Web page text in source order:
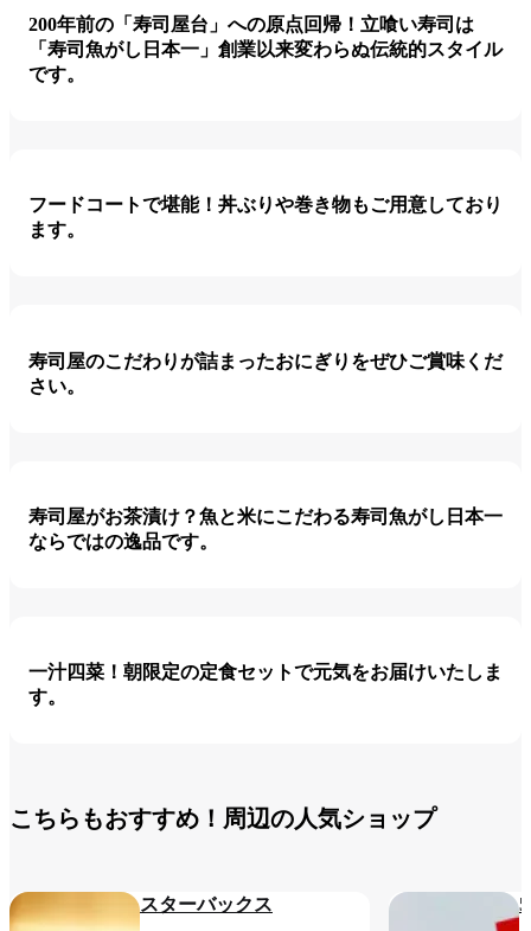
200年前の「寿司屋台」への原点回帰！立喰い寿司は
「寿司魚がし日本一」創業以来変わらぬ伝統的スタイル
です。
フードコートで堪能！丼ぶりや巻き物もご用意しており
ます。
寿司屋のこだわりが詰まったおにぎりをぜひご賞味くだ
さい。
寿司屋がお茶漬け？魚と米にこだわる寿司魚がし日本一
ならではの逸品です。
一汁四菜！朝限定の定食セットで元気をお届けいたしま
す。
こちらもおすすめ！周辺の人気ショップ
スターバックス